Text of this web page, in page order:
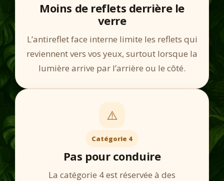
Moins de reflets derrière le
verre
L’antireflet face interne limite les reflets qui
reviennent vers vos yeux, surtout lorsque la
lumière arrive par l’arrière ou le côté.
⚠️
Catégorie 4
Pas pour conduire
La catégorie 4 est réservée à des